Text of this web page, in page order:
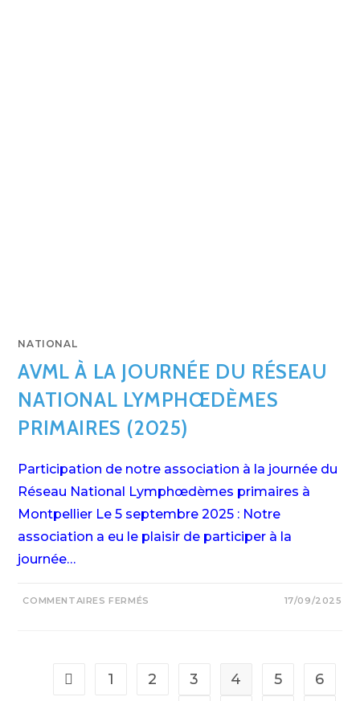
NATIONAL
AVML À LA JOURNÉE DU RÉSEAU
NATIONAL LYMPHŒDÈMES
PRIMAIRES (2025)
Participation de notre association à la journée du
Réseau National Lymphœdèmes primaires à
Montpellier Le 5 septembre 2025 : Notre
association a eu le plaisir de participer à la
journée…
COMMENTAIRES FERMÉS 17/09/2025
1 2 3 4 5
6